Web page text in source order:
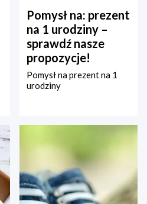
Pomysł na: prezent
na 1 urodziny –
sprawdź nasze
propozycje!
Pomysł na prezent na 1
urodziny